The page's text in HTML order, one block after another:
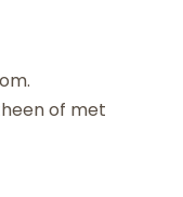
of met